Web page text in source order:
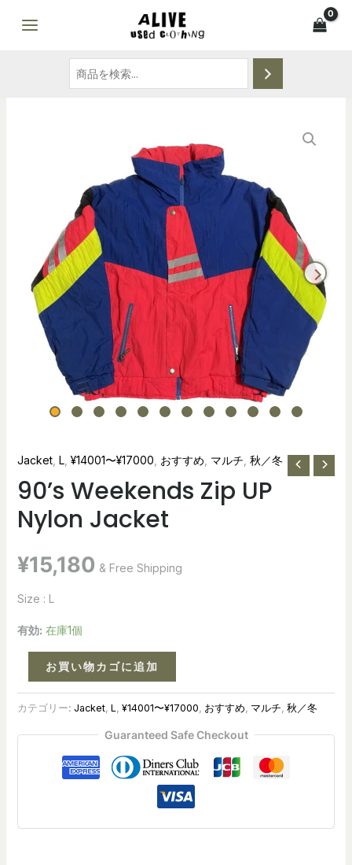
Jacket, L, ¥14001〜¥17000 おすすめ マルチ 秋／冬
90’s Weekends Zip UP
Nylon Jacket
¥15,180 & Free Shipping
Size : L
有効: 在庫1個
お買い物カゴに追加
カテゴリー: Jacket, L ¥14001〜¥17000 おすすめ マルチ 秋／冬
Guaranteed Safe Checkout